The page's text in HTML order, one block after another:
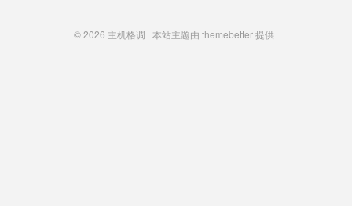
© 2026 主机格调 本站主题由 themebetter提供